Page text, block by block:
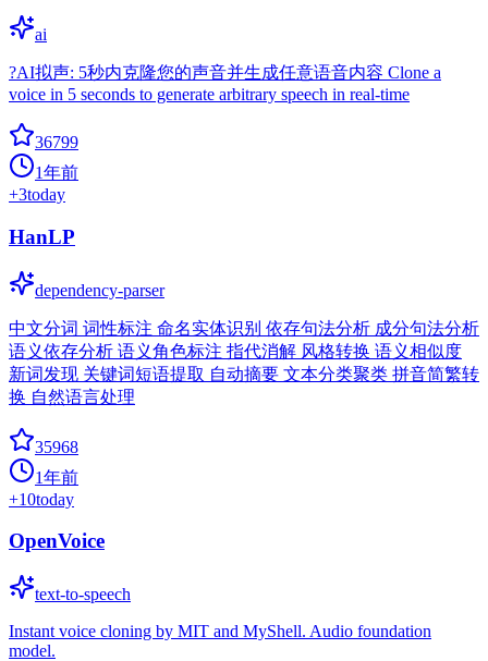
ai
?AI拟声: 5秒内克隆您的声音并生成任意语音内容 Clone a
voice in 5 seconds to generate arbitrary speech in real-time
36799
1年前
+3today
HanLP
dependency-parser
中文分词 词性标注 命名实体识别 依存句法分析 成分句法分析
语义依存分析 语义角色标注 指代消解 风格转换 语义相似度
新词发现 关键词短语提取 自动摘要 文本分类聚类 拼音简繁转
换 自然语言处理
35968
1年前
+10today
OpenVoice
text-to-speech
Instant voice cloning by MIT and MyShell. Audio foundation
model.